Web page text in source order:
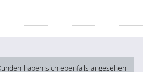
haben sich ebenfalls angesehen